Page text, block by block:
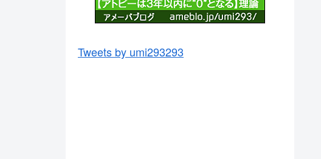
Tweets by umi293293